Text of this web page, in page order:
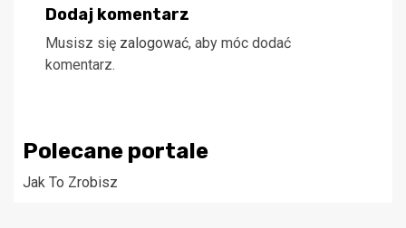
Dodaj komentarz
Musisz się zalogować, aby móc dodać
komentarz.
Polecane portale
Jak To Zrobisz